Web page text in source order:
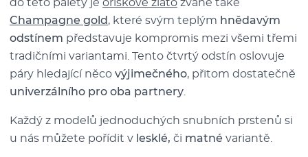
do této palety je oříškové zlato zvané také
Champagne gold , které svým teplým hnědavým
odstínem představuje kompromis mezi všemi třemi
tradičními variantami. Tento čtvrtý odstín oslovuje
páry hledající něco výjimečného, přitom dostatečně
univerzálního pro oba partnery
Každý z modelů jednoduchých snubních prstenů si
u nás můžete pořídit v lesklé, či matné variantě.